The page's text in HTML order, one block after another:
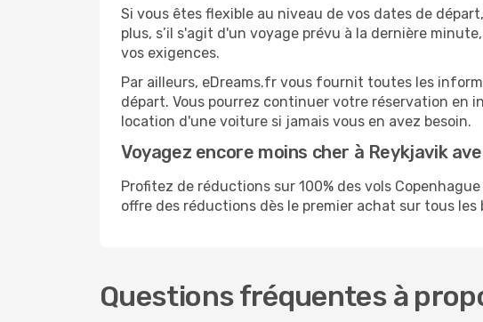
Si vous êtes flexible au niveau de vos dates de
plus, s’il s'agit d'un voyage prévu à la dernière
vos exigences.
Par ailleurs, eDreams.fr vous fournit toutes les
départ. Vous pourrez continuer votre réservation en
location d'une voiture si jamais vous en avez besoin.
Voyagez encore moins cher à Reykjavik
Profitez de réductions sur 100% des vols
offre des réductions dès le premier achat sur tous
Questions fréquentes à